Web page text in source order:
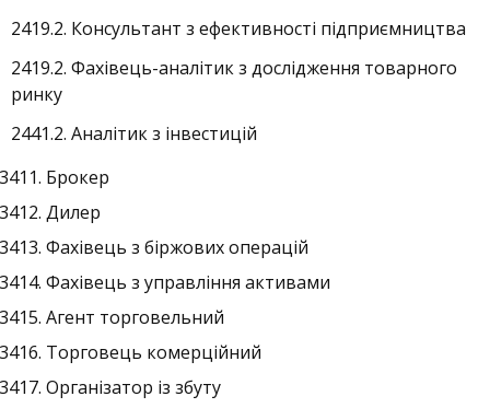
2419.2. Консультант з ефективності підприємництва
2419.2. Фахівець-аналітик з дослідження товарного
ринку
2441.2. Аналітик з інвестицій
Брокер
Дилер
Фахівець з біржових операцій
Фахівець з управління активами
Агент торговельний
Торговець комерційний
Організатор із збуту